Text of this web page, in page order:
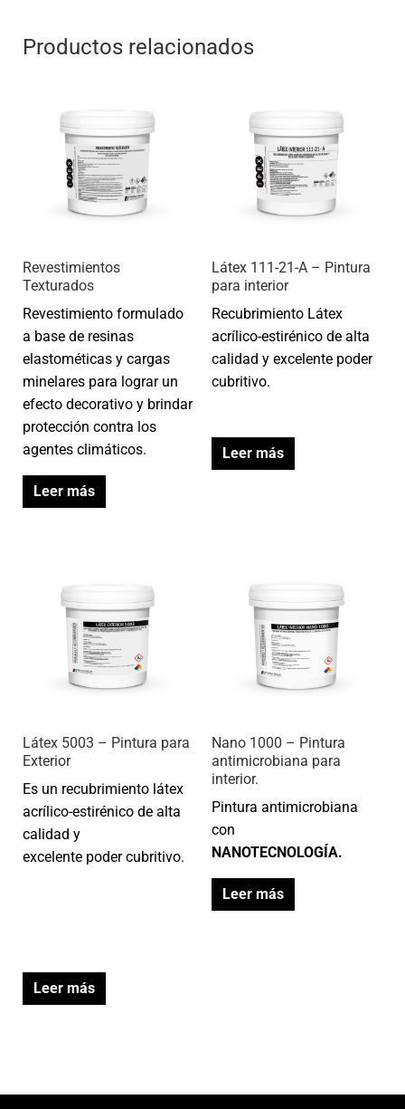
Productos relacionados
Revestimientos
Texturados
Revestimiento formulado
a base de resinas
elastométicas y cargas
minelares para lograr un
efecto decorativo y brindar
protección contra los
agentes climáticos.
Leer más
Látex 111-21-A – Pintura
para interior
Recubrimiento Látex
acrílico-estirénico de alta
calidad y excelente poder
cubritivo.
Leer más
Látex 5003 – Pintura para
Exterior
Es un recubrimiento látex
acrílico-estirénico de alta
calidad y
excelente poder cubritivo.
Leer más
Nano 1000 – Pintura
antimicrobiana para
interior.
Pintura antimicrobiana
con
NANOTECNOLOGÍA.
Leer más